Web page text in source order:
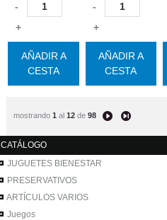
-
+
AÑADIR A
CESTA
-
+
AÑADIR A
CESTA
mostrando 1 al 12de 98
CATÁLOGO
JUGUETES BIENESTAR
PRESERVATIVOS
ARTÍCULOS VARIOS
Juegos